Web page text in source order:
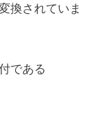
換されていま
である